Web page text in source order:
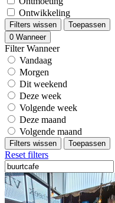
Ontwikkeling
Filters wissen
Toepassen
0 Wanneer
Filter Wanneer
Vandaag
Morgen
Dit weekend
Deze week
Volgende week
Deze maand
Volgende maand
Filters wissen Toepassen
Reset filters